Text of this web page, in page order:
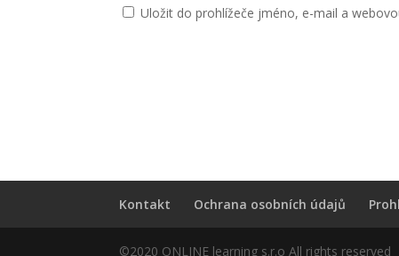
Uložit do prohlížeče jméno, e-mail a
Kontakt Ochrana osobních údajů
©2020 ONLINE learning s.r.o All rights reserved